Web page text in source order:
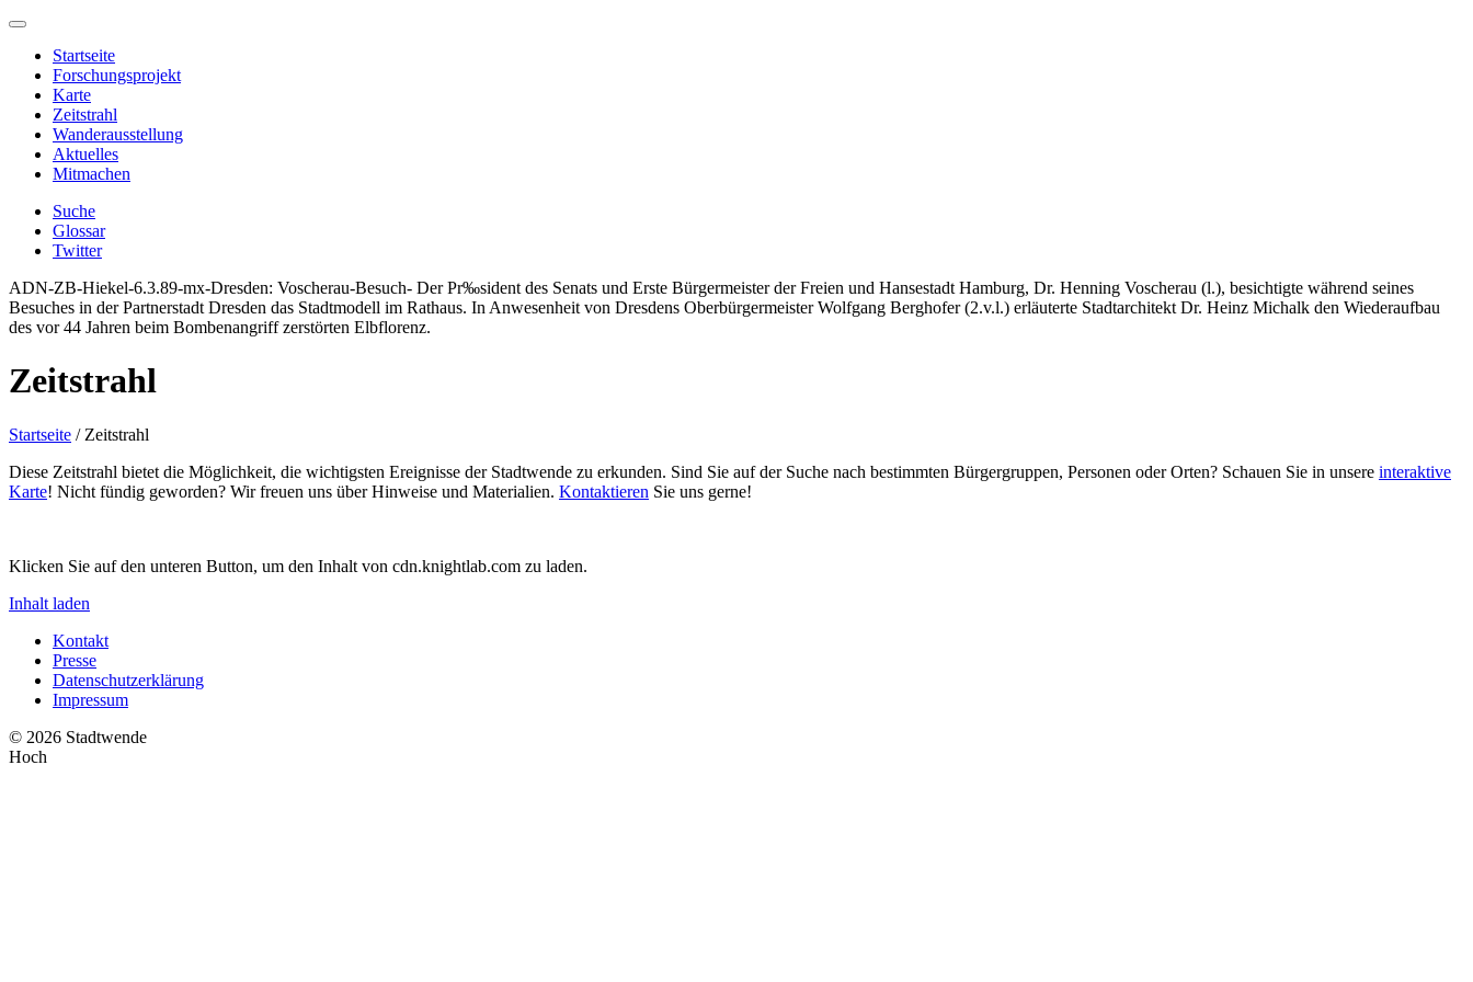
Startseite
Forschungsprojekt
Karte
Zeitstrahl
Wanderausstellung
Aktuelles
Mitmachen
Suche
Glossar
Twitter
ADN-ZB-Hiekel-6.3.89-mx-Dresden: Voscherau-Besuch- Der Pr‰sident des Senats und Erste Bürgermeister der Freien und Hansestadt Hamburg, Dr. Henning Voscherau (l.), besichtigte während seines
Besuches in der Partnerstadt Dresden das Stadtmodell im Rathaus. In Anwesenheit von Dresdens Oberbürgermeister Wolfgang Berghofer (2.v.l.) erläuterte Stadtarchitekt Dr. Heinz Michalk den Wiederaufbau
des vor 44 Jahren beim Bombenangriff zerstörten Elbflorenz.
Zeitstrahl
Startseite / Zeitstrahl
Diese Zeitstrahl bietet die Möglichkeit, die wichtigsten Ereignisse der Stadtwende zu erkunden. Sind Sie auf der Suche nach bestimmten Bürgergruppen, Personen oder Orten? Schauen Sie in unsere interaktive
Karte! Nicht fündig geworden? Wir freuen uns über Hinweise und Materialien. Kontaktieren Sie uns gerne!
Klicken Sie auf den unteren Button, um den Inhalt von cdn.knightlab.com zu laden.
Inhalt laden
Kontakt
Presse
Datenschutzerklärung
Impressum
© 2026 Stadtwende
Hoch